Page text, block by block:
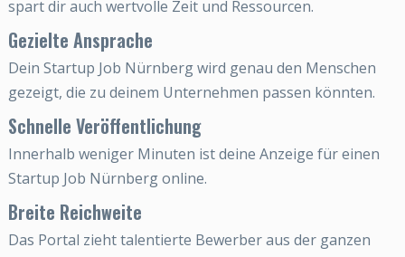
spart dir auch wertvolle Zeit und Ressourcen.
Gezielte Ansprache
Dein Startup Job Nürnberg wird genau den Menschen
gezeigt, die zu deinem Unternehmen passen könnten.
Schnelle Veröffentlichung
Innerhalb weniger Minuten ist deine Anzeige für einen
Startup Job Nürnberg online.
Breite Reichweite
Das Portal zieht talentierte Bewerber aus der ganzen